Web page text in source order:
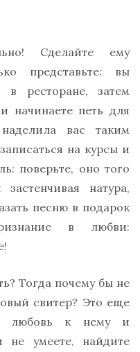
Сделайте ему
представьте: вы
в ресторане, затем
начинаете петь для
вас таким
на курсы и
поверьте, оно того
натура,
песню в подарок
в любви:
Тогда почему бы не
свитер? Это еще
любовь к нему и
не умеете, найдите